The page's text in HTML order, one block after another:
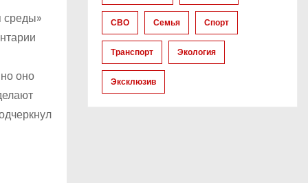
среды»
оно
СВО Семья Спорт
Транспорт Экология
Эксклюзив